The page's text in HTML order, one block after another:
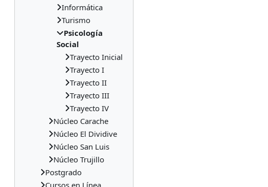
Informática
Turismo
Psicología
Social
Trayecto Inicial
Trayecto I
Trayecto II
Trayecto III
Trayecto IV
Núcleo Carache
Núcleo El Dividive
Núcleo San Luis
Núcleo Trujillo
Postgrado
Cursos en Línea